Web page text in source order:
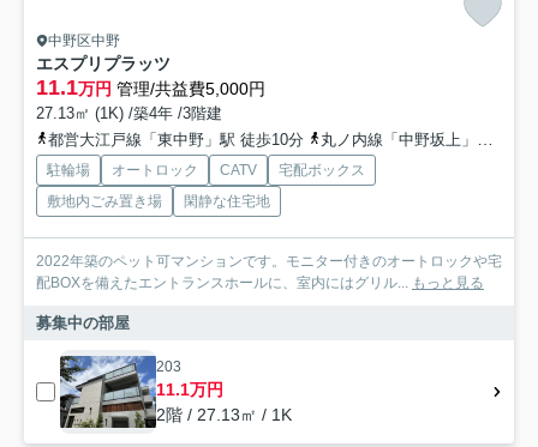
中野区中野
エスプリプラッツ
11.1万円 管理/共益費5,000円
27.13㎡ (1K) /築4年 /3階建
都営大江戸線「東中野」駅 徒歩10分
丸ノ内線「中野坂上」駅 徒歩12分
駐輪場 オートロック CATV
宅配ボックス
敷地内ごみ置き場
閑静な住宅地
2022年築のペット可マンションです。モニター付きのオートロックや宅
配BOXを備えたエントランスホールに、室内にはグリル... もっと見る
募集中の部屋
203
11.1万円
2階 / 27.13㎡ / 1K